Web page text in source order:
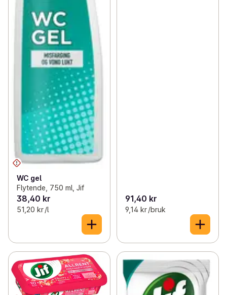
WC gel
Flytende, 750 ml, Jif
38,40 kr
51,20 kr /l
91,40 kr
9,14 kr /bruk